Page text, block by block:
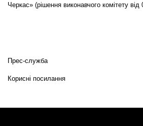
Черкас» (рішення виконавчого комітету
Прес-служба
Корисні посилання